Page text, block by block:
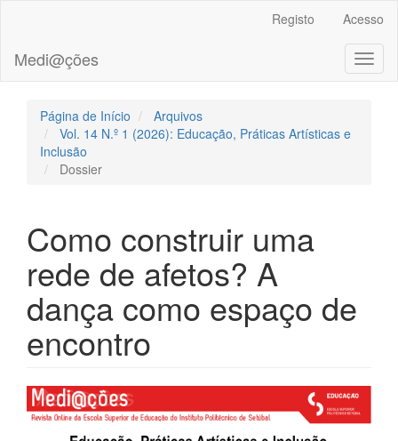
##plugins.themes.bootstrap3.accessible_menu.main_content##
##plugins.themes.bootstrap3.accessible_menu.sidebar##
Registo Acesso
Medi@ções
Página de Início
Arquivos
Vol. 14 N.º 1 (2026): Educação, Práticas Artísticas e
Inclusão
Dossier
Como construir uma
rede de afetos? A
dança como espaço de
encontro